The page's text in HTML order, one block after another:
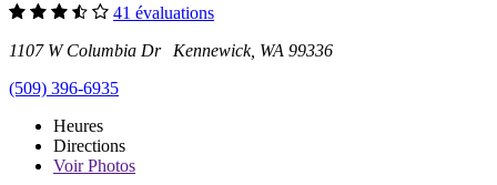
41 évaluations
1107 W Columbia Dr Kennewick, WA 99336
(509) 396-6935
Heures
Directions
VoirPhotos